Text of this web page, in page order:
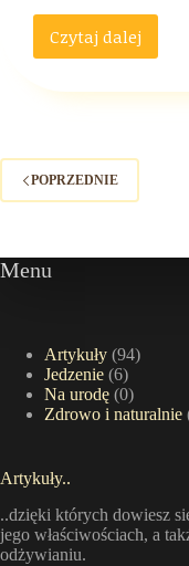
Czytaj dalej
Jak
sobie
pszczoły
–
Praktyczny
reakcji
alergicznych
POPRZEDNIE
Menu
Artykuły (94)
Jedzenie (6)
Na urodę (0)
Zdrowo i naturalnie
Artykuły..
..dzięki których dowiesz
jego właściwościach, a
odżywianiu.